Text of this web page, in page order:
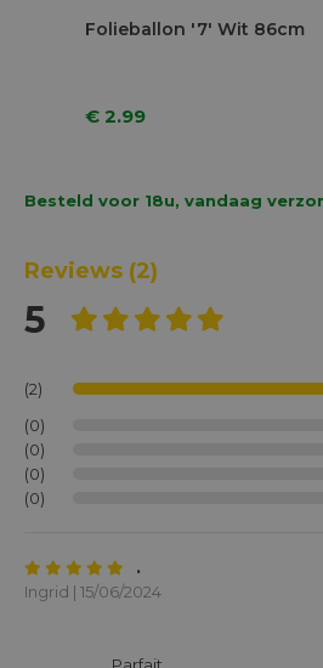
Folieballon '7' Wit 86cm
€ 2.99
Besteld voor 18u, vandaag
Reviews (2)
5
(2)
(0)
(0)
(0)
(0)
.
Ingrid | 15/06/2024